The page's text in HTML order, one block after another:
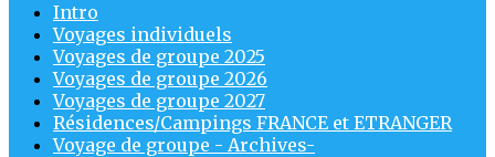
Intro
Voyages individuels
Voyages de groupe 2025
Voyages de groupe 2026
Voyages de groupe 2027
Résidences/Campings FRANCE et ETRANGER
Voyage de groupe - Archives-